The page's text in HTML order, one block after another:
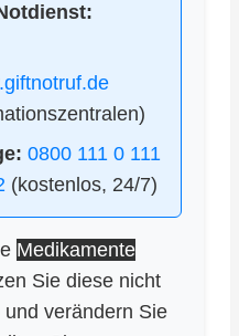
0800 111 0 111
(kostenlos, 24/7)
Medikamente
Sie diese nicht
verändern Sie